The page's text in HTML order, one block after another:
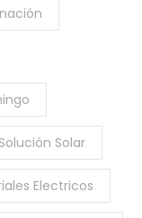
Solución Solar
Electricos